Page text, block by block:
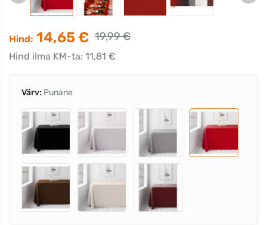
Hind: 14,65 € 19,99 €
Hind ilma KM-ta: 11,81 €
Värv: Punane